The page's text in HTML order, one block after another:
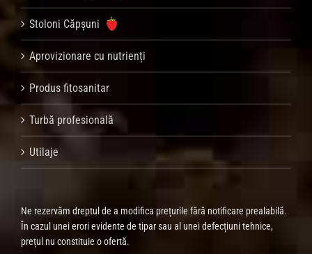
Stoloni Căpșuni
Aprovizionare cu nutrienți
Produs fitosanitar
Turbă profesională
Utilaje
Ne rezervăm dreptul de a modifica prețurile fără notificare prealabilă.
În cazul unei erori evidente de tipar sau al unei defecțiuni tehnice,
prețul nu constituie o ofertă.